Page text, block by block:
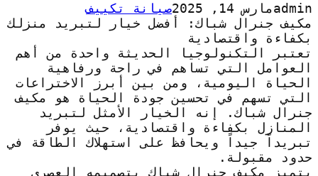
adminمارس 14, 2025
صيانة تكييف
مكيف جنرال شباك: أفضل خيار لتبريد منزلك
بكفاءة واقتصادية
تعتبر التكنولوجيا الحديثة واحدة من أهم
العوامل التي تساهم في راحة ورفاهية
الحياة اليومية، ومن بين أبرز الاختراعات
التي تسهم في تحسين جودة الحياة هو مكيف
جنرال شباك. إنه الخيار الأمثل لتبريد
المنازل بكفاءة واقتصادية، حيث يوفر
تبريداً جيداً ويحافظ على استهلاك الطاقة في
حدود مقبولة.
يتميز مكيف جنرال شباك بتصميمه العصري